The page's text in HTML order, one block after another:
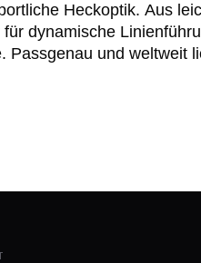
Heckoptik. Aus
dynamische
Passgenau und weltweit